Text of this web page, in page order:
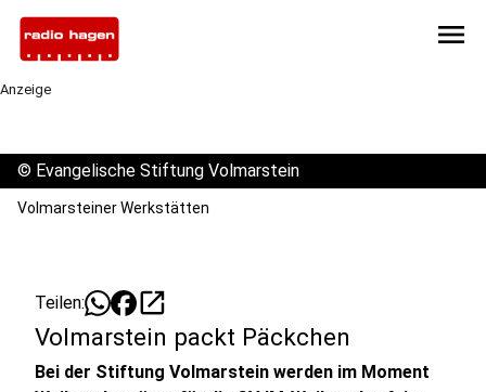
menu
Anzeige
© Evangelische Stiftung Volmarstein
Volmarsteiner Werkstätten
Teilen: open_in_new
Volmarstein packt Päckchen
Bei der Stiftung Volmarstein werden im Moment